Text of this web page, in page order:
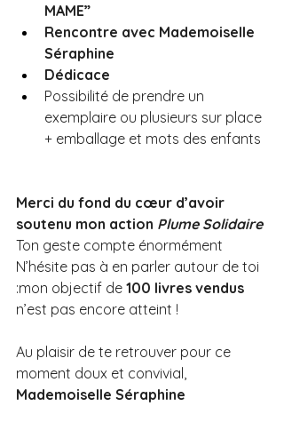
MAME”
Rencontre avec Mademoiselle
Séraphine
Dédicace
Possibilité de prendre un
exemplaire ou plusieurs sur place
+ emballage et mots des enfants
Merci du fond du cœur d’avoir
soutenu mon action Plume Solidaire
Ton geste compte énormément
N’hésite pas à en parler autour de toi
:mon objectif de 100 livres vendus
n’est pas encore atteint !
Au plaisir de te retrouver pour ce
moment doux et convivial,
Mademoiselle Séraphine